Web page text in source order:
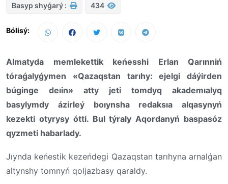
Basyp shyǵarý : 434
Bólisý:
Almatyda memlekettik keńesshi Erlan Qarınniń
tóraǵalyǵymen «Qazaqstan tarıhy: ejelgi dáýirden
búginge deıin» atty jeti tomdyq akademıalyq
basylymdy ázirleý boıynsha redaksıa alqasynyń
kezekti otyrysy ótti. Bul týraly Aqordanyń baspasóz
qyzmeti habarlady.
Jıynda keńestik kezeńdegi Qazaqstan tarıhyna arnalǵan
altynshy tomnyń qoljazbasy qaraldy.